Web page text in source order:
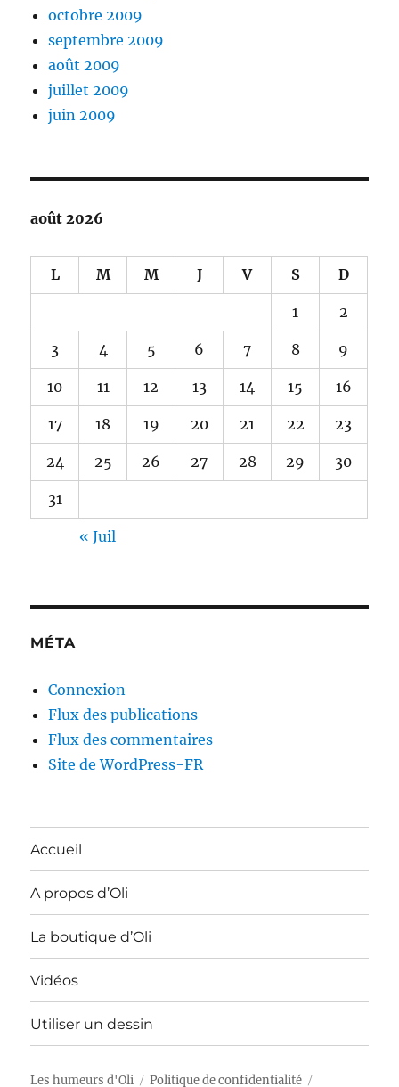
octobre 2009
septembre 2009
août 2009
juillet 2009
juin 2009
août 2026
L M M J V S D
1 2
3 4 5 6 7 8 9
10 11 12 13 14 15 16
17 18 19 20 21 22 23
24 25 26 27 28 29 30
31
« Juil
MÉTA
Connexion
Flux des publications
Flux des commentaires
Site de WordPress-FR
Accueil
A propos d’Oli
La boutique d’Oli
Vidéos
Utiliser un dessin
Les humeurs d'Oli Politique de confidentialité